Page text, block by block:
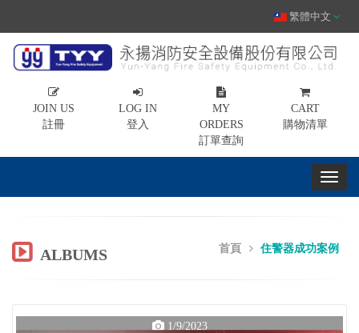
繁體中文
JOIN US
註冊
LOG IN
登入
MY
ORDERS
訂單查詢
CART
購物清單
首頁 住警器成功案例
ALBUMS
1/9/2023